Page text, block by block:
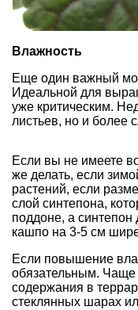
Влажность
Еще один важный
Идеальной для
уже критическим.
листьев, но и более
Если вы не имеете
же делать, если
растений, если
слой синтепона,
поддоне, а синтепон
кашпо на 3-5 см
Если повышение
обязательным. Чаще
содержания в
стеклянных шарах